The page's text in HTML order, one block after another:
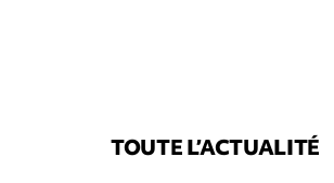
TOUTE L’ACTUALITÉ